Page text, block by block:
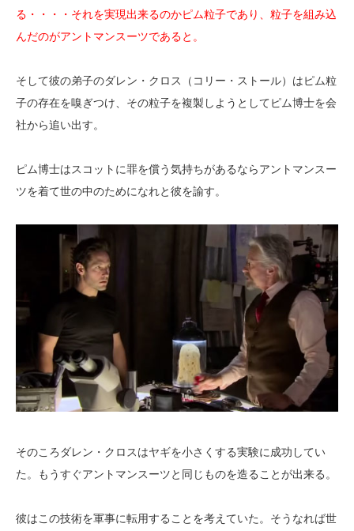
る・・・・それを実現出来るのかピム粒子であり、粒子を組み込
んだのがアントマンスーツであると。
そして彼の弟子のダレン・クロス（コリー・ストール）はピム粒
子の存在を嗅ぎつけ、その粒子を複製しようとしてピム博士を会
社から追い出す。
ピム博士はスコットに罪を償う気持ちがあるならアントマンスー
ツを着て世の中のためになれと彼を諭す。
そのころダレン・クロスはヤギを小さくする実験に成功してい
た。もうすぐアントマンスーツと同じものを造ることが出来る。
彼はこの技術を軍事に転用することを考えていた。そうなれば世